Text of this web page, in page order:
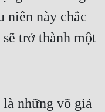
niên này chắc
trở thành một
những võ giả